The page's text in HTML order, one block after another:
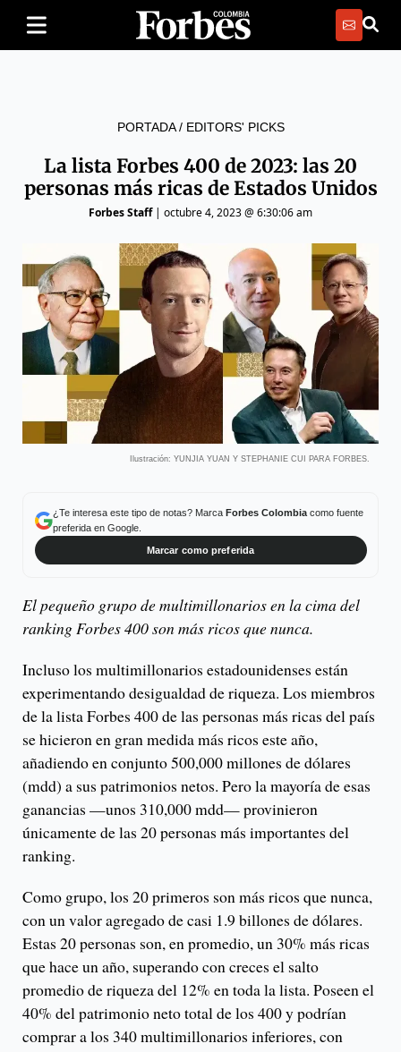
PORTADA/ EDITORS' PICKS
La lista Forbes 400 de 2023: las 20
personas más ricas de Estados Unidos
Forbes Staff| octubre 4, 2023 @ 6:30:06 am
Ilustración: YUNJIA YUAN Y STEPHANIE CUI PARA FORBES.
¿Te interesa este tipo de notas? Marca Forbes Colombiacomo fuente
preferida en Google.
Marcar como preferida
El pequeño grupo de multimillonarios en la cima del
ranking Forbes 400 son más ricos que nunca.
Incluso los multimillonarios estadounidenses están
experimentando desigualdad de riqueza. Los miembros
de la lista Forbes 400 de las personas más ricas del país
se hicieron en gran medida más ricos este año,
añadiendo en conjunto 500,000 millones de dólares
(mdd) a sus patrimonios netos. Pero la mayoría de esas
ganancias —unos 310,000 mdd— provinieron
únicamente de las 20 personas más importantes del
ranking.
Como grupo, los 20 primeros son más ricos que nunca,
con un valor agregado de casi 1.9 billones de dólares.
Estas 20 personas son, en promedio, un 30% más ricas
que hace un año, superando con creces el salto
promedio de riqueza del 12% en toda la lista. Poseen el
40% del patrimonio neto total de los 400 y podrían
comprar a los 340 multimillonarios inferiores, con